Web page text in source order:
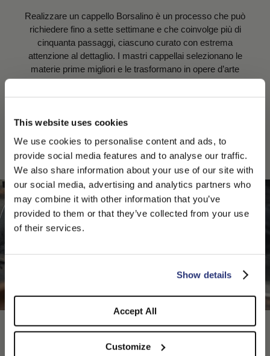
This website uses cookies
We use cookies to personalise content and ads, to
provide social media features and to analyse our traffic.
We also share information about your use of our site with
our social media, advertising and analytics partners who
may combine it with other information that you’ve
provided to them or that they’ve collected from your use
of their services.
Show details
Accept All
Customize
PLEASE CHOOSE YOUR COUNTRY
We detected that you are browsing from United States, do
STAY HERE
Realizzare un cappello Borsalino è un processo che può
richiedere fino a sette settimane e che coinvolge più di
cinquanta passaggi, ciascuno curato con estrema
attenzione al dettaglio. I mastri cappellai selezionano le
materie prime migliori e le trasformano in opere d’arte
senza tempo. Ogni cappello è il risultato di mani esperte
e di strumenti antichi, molti dei quali sono stati
le abilità che li accompagnano. La precisione e
l’attenzione di ogni gesto garantiscono una qualità che si
sente al tatto e si vede alla prima occhiata.